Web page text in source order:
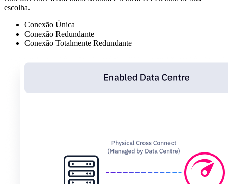
escolha.
Conexão Única
Conexão Redundante
Conexão Totalmente Redundante